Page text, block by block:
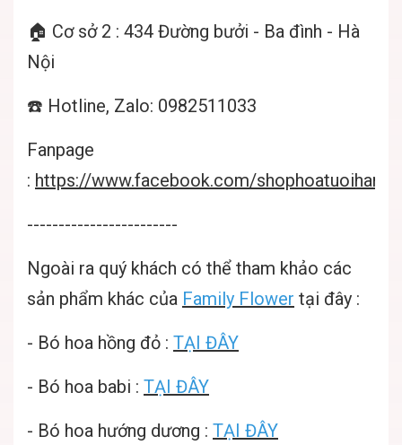
🏠 Cơ sở 2 : 434 Đường bưởi - Ba đình - Hà
Nội
☎️ Hotline, Zalo: 0982511033
Fanpage
: https://www.facebook.com/
------------------------
Ngoài ra quý khách có thể tham khảo các
sản phẩm khác của Family Flower tại đây :
- Bó hoa hồng đỏ : TẠI ĐÂY
- Bó hoa babi : TẠI ĐÂY
- Bó hoa hướng dương : TẠI ĐÂY